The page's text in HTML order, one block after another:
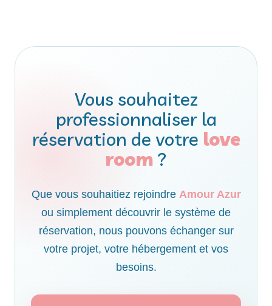
Vous souhaitez
professionnaliser la
réservation de votre love
room ?
Que vous souhaitiez rejoindre Amour Azur
ou simplement découvrir le système de
réservation, nous pouvons échanger sur
votre projet, votre hébergement et vos
besoins.